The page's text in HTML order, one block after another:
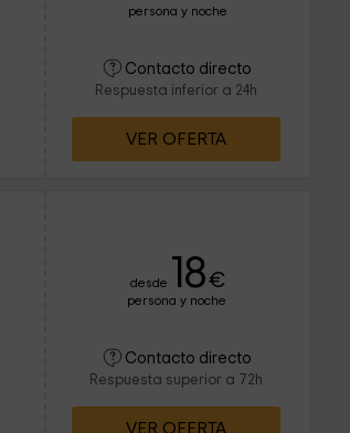
persona y noche
Contacto directo
Respuesta inferior a 24h
VER OFERTA
desde 18€
persona y noche
Contacto directo
Respuesta superior a 72h
VER OFERTA